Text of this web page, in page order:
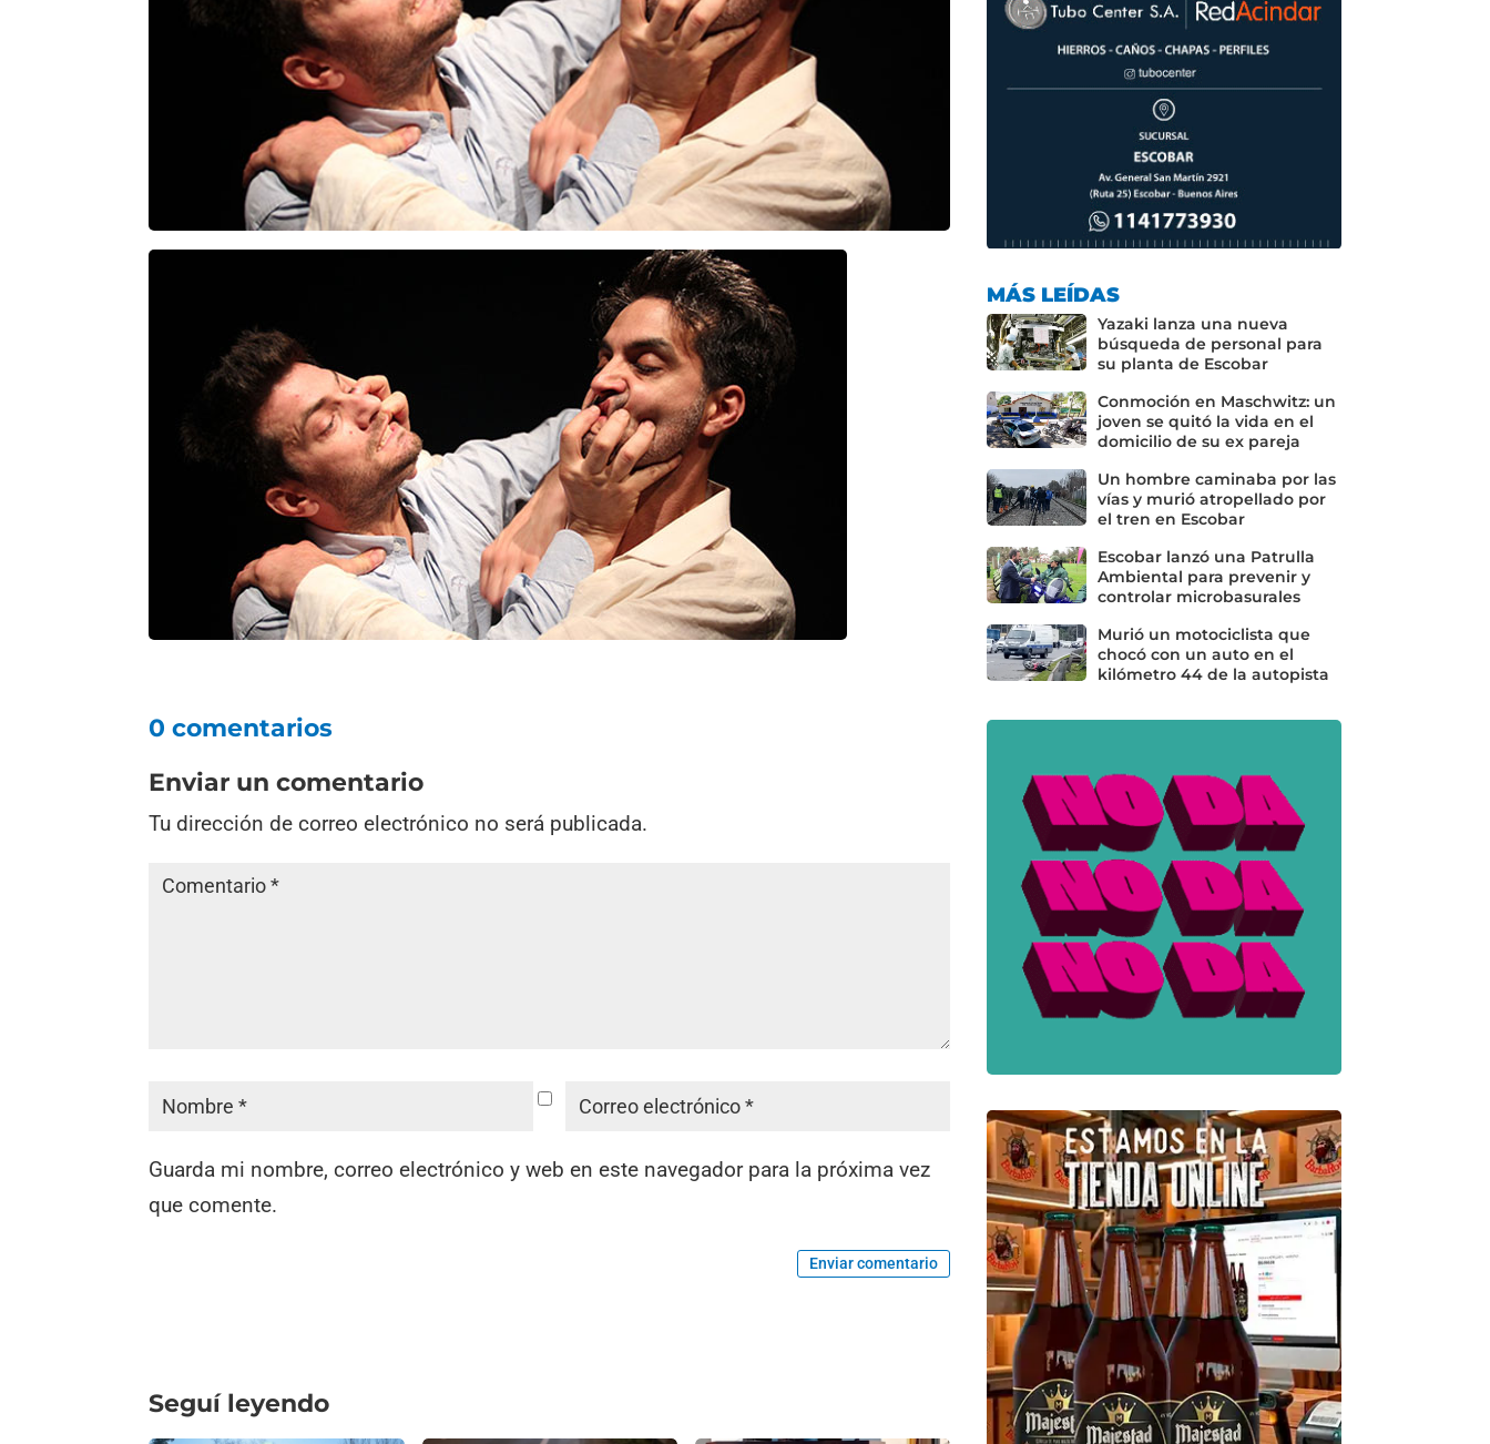
0 comentarios
Enviar un comentario
Tu dirección de correo electrónico no será publicada.
Guarda mi nombre, correo electrónico y web en este navegador para la próxima vez
que comente.
Enviar comentario
Seguí leyendo
MÁS LEÍDAS
Yazaki lanza una nueva
búsqueda de personal para
su planta de Escobar
Conmoción en Maschwitz: un
joven se quitó la vida en el
domicilio de su ex pareja
Un hombre caminaba por las
vías y murió atropellado por
el tren en Escobar
Escobar lanzó una Patrulla
Ambiental para prevenir y
controlar microbasurales
Murió un motociclista que
chocó con un auto en el
kilómetro 44 de la autopista